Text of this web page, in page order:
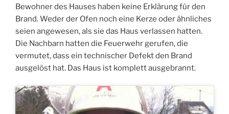
Bewohner des Hauses haben keine Erklärung für den
Brand. Weder der Ofen noch eine Kerze oder ähnliches
seien angewesen, als sie das Haus verlassen hatten.
Die Nachbarn hatten die Feuerwehr gerufen, die
vermutet, dass ein technischer Defekt den Brand
ausgelöst hat. Das Haus ist komplett ausgebrannt.